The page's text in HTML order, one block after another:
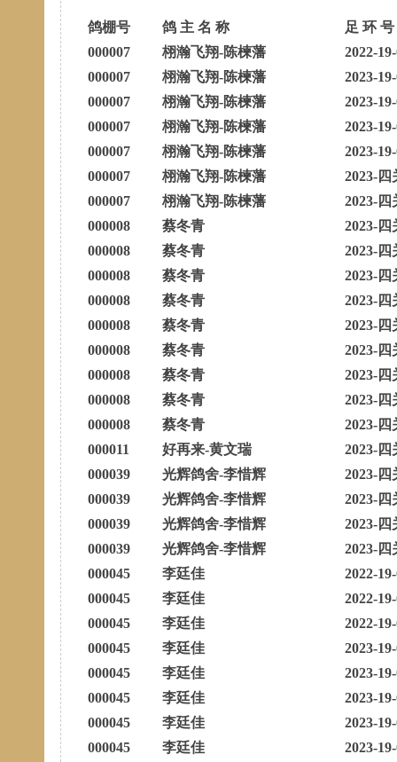
鸽棚号 鸽 主 名 称
足 环
000007
栩瀚飞翔-陈楝藩
2022-
000007
栩瀚飞翔-陈楝藩
2023-
000007
栩瀚飞翔-陈楝藩
2023-
000007
栩瀚飞翔-陈楝藩
2023-
000007
栩瀚飞翔-陈楝藩
2023-
000007
栩瀚飞翔-陈楝藩
2023-四
000007
栩瀚飞翔-陈楝藩
2023-四
000008
蔡冬青
2023-四
000008
蔡冬青
2023-四
000008
蔡冬青
2023-四
000008
蔡冬青
2023-四
000008
蔡冬青
2023-四
000008
蔡冬青
2023-四
000008
蔡冬青
2023-四
000008
蔡冬青
2023-四
000008
蔡冬青
2023-四
000011
好再来-黄文瑞
2023-四
000039
光辉鸽舍-李惜辉
2023-四
000039
光辉鸽舍-李惜辉
2023-四
000039
光辉鸽舍-李惜辉
2023-四
000039
光辉鸽舍-李惜辉
2023-四
000045
李廷佳
2022-
000045
李廷佳
2022-
000045
李廷佳
2022-
000045
李廷佳
2023-
000045
李廷佳
2023-
000045
李廷佳
2023-
000045
李廷佳
2023-
000045
李廷佳
2023-